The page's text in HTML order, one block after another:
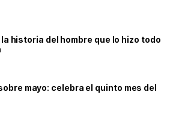
historia del hombre que lo hizo todo
mayo: celebra el quinto mes del